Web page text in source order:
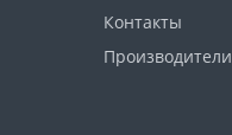
Контакты
Производители